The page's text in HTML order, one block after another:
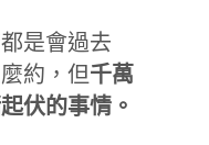
是會過去
約，但千萬
伏的事情。